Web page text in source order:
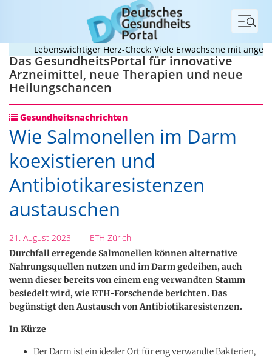
Menü
Lebenswichtiger Herz-Check: Viele Erwachsene mit
Das GesundheitsPortal für innovative
Arzneimittel, neue Therapien und neue
Heilungschancen
Gesundheitsnachrichten
Wie Salmonellen im Darm
koexistieren und
Antibiotikaresistenzen
austauschen
21. August 2023 - ETH Zürich
Durchfall erregende Salmonellen können alternative
Nahrungsquellen nutzen und im Darm gedeihen, auch
wenn dieser bereits von einem eng verwandten Stamm
besiedelt wird, wie ETH-​Forschende berichten. Das
begünstigt den Austausch von Antibiotikaresistenzen.
In Kürze
Der Darm ist ein idealer Ort für eng verwandte Bakterien,